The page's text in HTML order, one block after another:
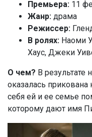
Премьера: 11
Жанр: драма
Режиссер:
В ролях: Наоми
Хаус, Джеки
О чем? В результате
оказалась
себя ей и ее семье
которому дают имя